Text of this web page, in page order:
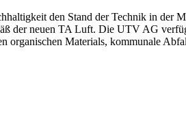
den Stand der Technik in der
der neuen TA Luft. Die UTV AG
organischen Materials, kommunale